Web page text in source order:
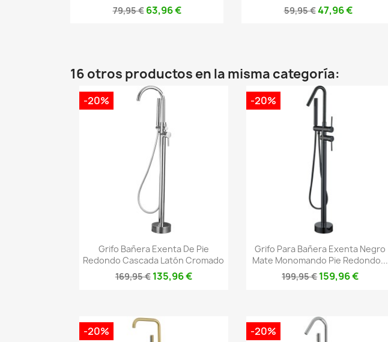
79,95 € 63,96 €
59,95 €47,96 €
16 otros productos en la misma categoría:
Vista rápida
Grifo Bañera Exenta De Pie
Redondo Cascada Latón Cromado
169,95 € 135,96 €
-20%
Vista rápida
Grifo Para Bañera Exenta Negro
Mate Monomando Pie Redondo...
199,95 €159,96 €
-20%
-20% -20%